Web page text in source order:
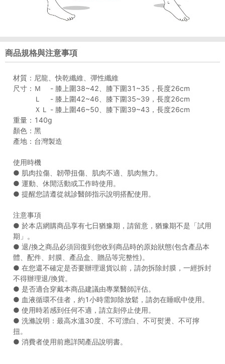
商品規格與注意事項
材質：尼龍、快乾纖維、彈性纖維
尺寸：Ｍ - 膝上圍38~42、膝下圍31~35，長度26cm
Ｌ - 膝上圍42~46、膝下圍35~39，長度26cm
ＸＬ - 膝上圍46~50、膝下圍39~43，長度26cm
重量：140g
顏色：黑
產地：台灣製造
使用時機
● 肌肉拉傷、韌帶扭傷、肌肉不適、肌肉無力。
● 運動、休閒活動或工作時使用。
● 提醒您請遵從就診醫師指示說明搭配使用。
注意事項
● 於本店網購商品享有七日猶豫期，請留意，猶豫期不是「試用
期」。
● 退/換之商品必須回復到您收到商品時的原始狀態(包含產品本
體、配件、封膜、產品盒、贈品等完整性)。
● 在您還不確定是否要辦理退貨以前，請勿拆除封膜，一經拆封
不得辦理退/換貨。
● 是否適合穿戴本商品建議由專業醫師評估。
● 血液循環不佳者，約1小時需卸除放鬆，請勿在睡眠中使用。
● 使用時若感到任何不適，請立刻停止使用。
● 洗滌說明：最高水溫30度、不可漂白、不可熨燙、不可擰
扭。
● 消費者使用前應詳閱產品說明書。